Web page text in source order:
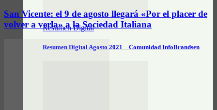
Resumen Digital
Resumen Digital Agosto 2021 – Comunidad InfoBrandsen
San Vicente: el 9 de agosto llegará «Por el placer de
volver a verla» a la Sociedad Italiana